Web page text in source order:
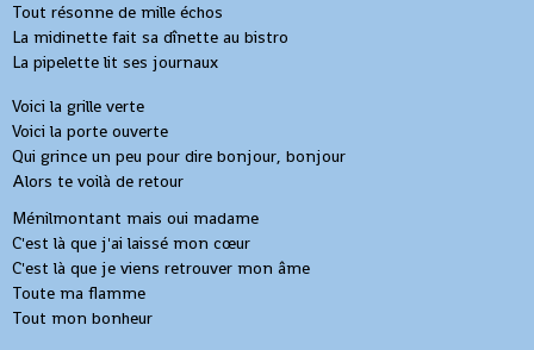
Tout résonne de mille échos
La midinette fait sa dînette au bistro
La pipelette lit ses journaux
Voici la grille verte
Voici la porte ouverte
Qui grince un peu pour dire bonjour, bonjour
Alors te voilà de retour
Ménilmontant mais oui madame
C'est là que j'ai laissé mon cœur
C'est là que je viens retrouver mon âme
Toute ma flamme
Tout mon bonheur